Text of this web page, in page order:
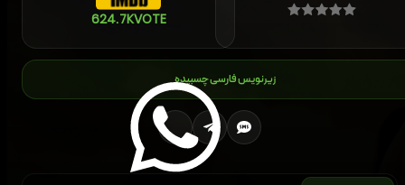
624.7KVOTE
زیرنویس فارسی چسبیده